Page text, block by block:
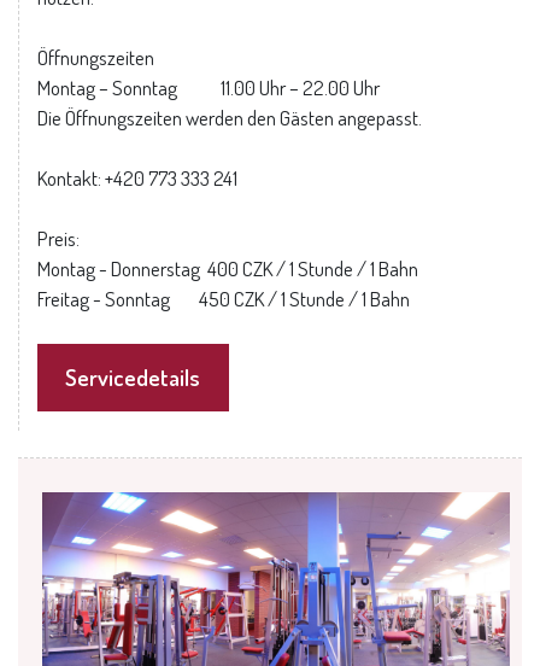
Öffnungszeiten
Montag – Sonntag 11.00 Uhr – 22.00 Uhr
Die Öffnungszeiten werden den Gästen angepasst.
Kontakt: +420 773 333 241
Preis:
Montag - Donnerstag 400 CZK / 1 Stunde / 1 Bahn
Freitag - Sonntag 450 CZK / 1 Stunde / 1 Bahn
Servicedetails